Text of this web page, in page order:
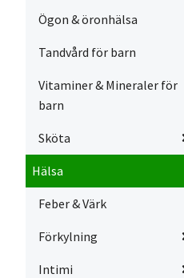
Ögon & öronhälsa
Tandvård för barn
Vitaminer & Mineraler för
barn
Sköta
Hälsa
Feber & Värk
Förkylning
Intimi